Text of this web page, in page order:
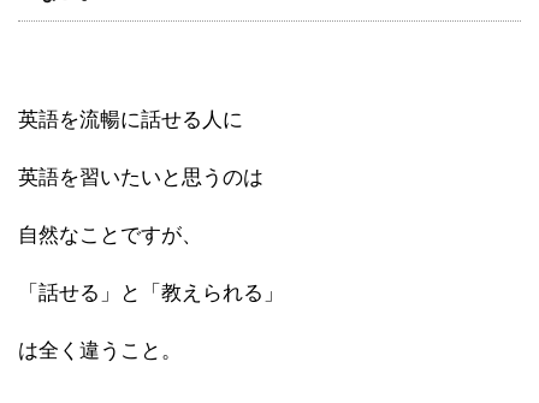
英語を流暢に話せる人に
英語を習いたいと思うのは
自然なことですが、
「話せる」と「教えられる」
は全く違うこと。